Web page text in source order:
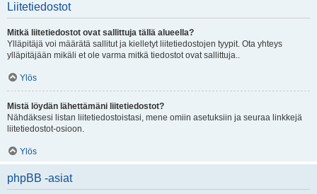
Liitetiedostot
Mitkä liitetiedostot ovat sallittuja tällä alueella?
Ylläpitäjä voi määrätä sallitut ja kielletyt liitetiedostojen tyypit. Ota yhteys
ylläpitäjään mikäli et ole varma mitkä tiedostot ovat sallittuja..
Ylös
Mistä löydän lähettämäni liitetiedostot?
Nähdäksesi listan liitetiedostoistasi, mene omiin asetuksiin ja seuraa linkkejä
liitetiedostot-osioon.
Ylös
phpBB -asiat